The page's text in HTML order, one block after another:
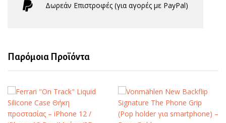
Δωρεάν Eπιστροφές (για αγορές με PayPal)
Παρόμοια Προϊόντα